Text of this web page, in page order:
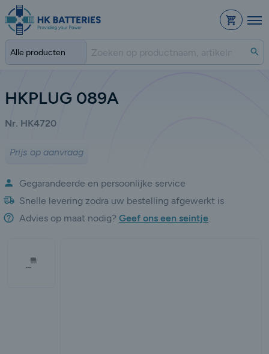
HKPLUG 089A
Nr. HK4720
Prijs op aanvraag
Gegarandeerde en persoonlijke service
Snelle levering zodra uw bestelling afgewerkt is
Advies op maat nodig? Geef ons een seintje.